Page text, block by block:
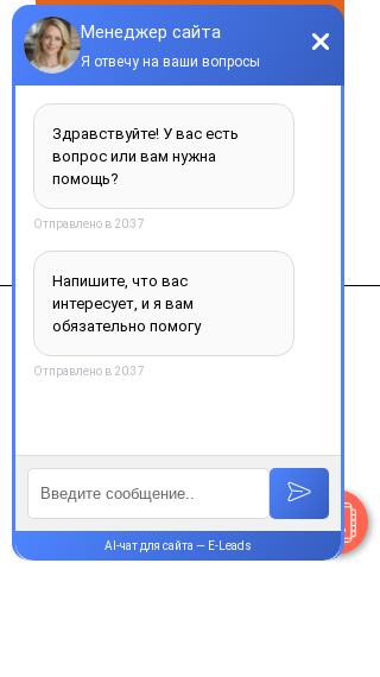
ОНКОТАЙС (УРО-БЦЖ) пор. д/сусп.
д/интравазикал. введ. фл №1
Виробник
Нидерланды
Контакты
Пн-Пт:9.00-18.00
Сб-Вс:10.00-16.00